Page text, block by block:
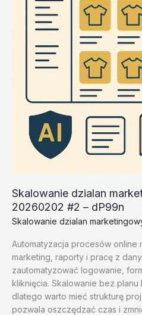
Skalowanie dzialan
20260202 #2 – dP99n
Skalowanie dzialan
Automatyzacja procesów online
marketing, raporty i pracę z
zautomatyzować logowanie,
kliknięcia. Skalowanie bez planu
dlatego warto mieć strukturę
pozwala oszczędzać czas i